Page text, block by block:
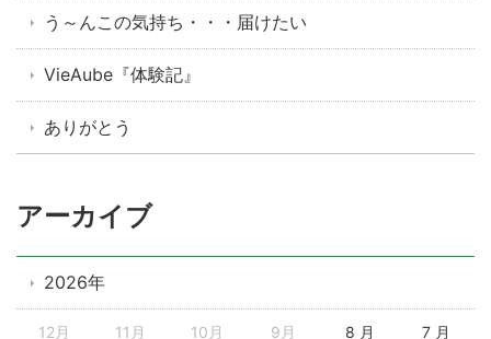
う～んこの気持ち・・・届けたい
VieAube『体験記』
ありがとう
アーカイブ
2026年
12月 11月 10月 9月 8 月 7 月